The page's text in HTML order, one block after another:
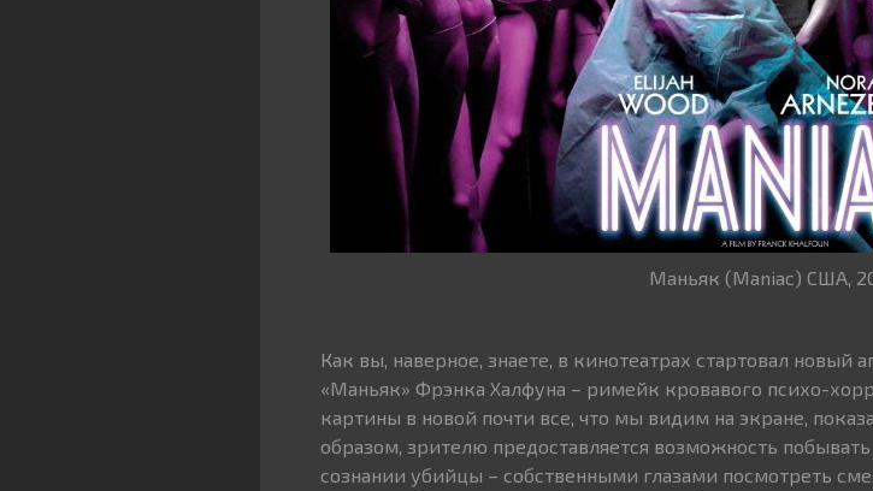
Маньяк (Maniac) США,
Как вы, наверное, знаете, в кинотеатрах стартовал
«Маньяк» Фрэнка Халфуна – римейк кровавого психо-
картины в новой почти все, что мы видим на экране,
образом, зрителю предоставляется возможность
сознании убийцы – собственными глазами посмотреть